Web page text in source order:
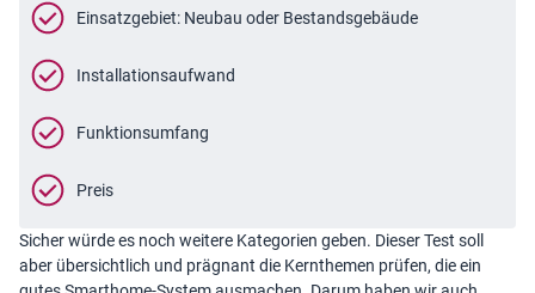
Einsatzgebiet: Neubau oder Bestandsgebäude
Installationsaufwand
Funktionsumfang
Preis
Sicher würde es noch weitere Kategorien geben. Dieser Test soll
aber übersichtlich und prägnant die Kernthemen prüfen, die ein